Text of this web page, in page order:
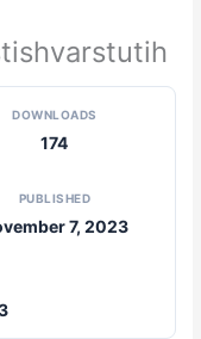
DOWNLOADS
174
PUBLISHED
7, 2023